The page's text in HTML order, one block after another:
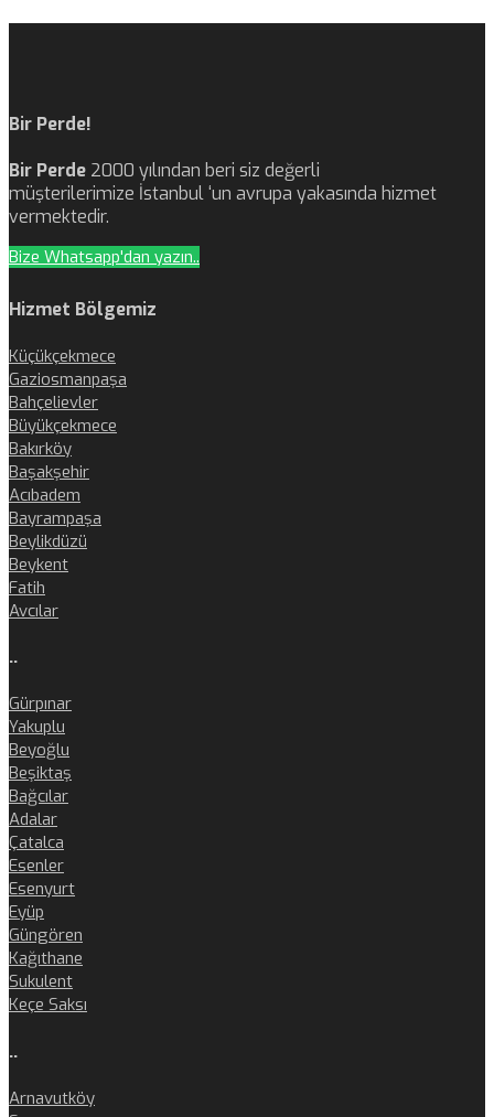
Bir Perde!
Bir Perde 2000 yılından beri siz değerli
müşterilerimize İstanbul ‘un avrupa yakasında hizmet
vermektedir.
Bize Whatsapp'dan yazın..
Hizmet Bölgemiz
Küçükçekmece
Gaziosmanpaşa
Bahçelievler
Büyükçekmece
Bakırköy
Başakşehir
Acıbadem
Bayrampaşa
Beylikdüzü
Beykent
Fatih
Avcılar
..
Gürpınar
Yakuplu
Beyoğlu
Beşiktaş
Bağcılar
Adalar
Çatalca
Esenler
Esenyurt
Eyüp
Güngören
Kağıthane
Sukulent
Keçe Saksı
..
Arnavutköy